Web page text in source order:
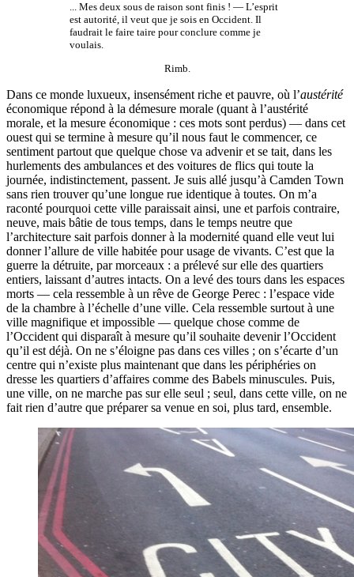
... Mes deux sous de raison sont finis ! — L’esprit
est autorité, il veut que je sois en Occident. Il
faudrait le faire taire pour conclure comme je
voulais.
Rimb.
Dans ce monde luxueux, insensément riche et pauvre, où l’austérité
économique répond à la démesure morale (quant à l’austérité
morale, et la mesure économique : ces mots sont perdus) — dans cet
ouest qui se termine à mesure qu’il nous faut le commencer, ce
sentiment partout que quelque chose va advenir et se tait, dans les
hurlements des ambulances et des voitures de flics qui toute la
journée, indistinctement, passent. Je suis allé jusqu’à Camden Town
sans rien trouver qu’une longue rue identique à toutes. On m’a
raconté pourquoi cette ville paraissait ainsi, une et parfois contraire,
neuve, mais bâtie de tous temps, dans le temps neutre que
l’architecture sait parfois donner à la modernité quand elle veut lui
donner l’allure de ville habitée pour usage de vivants. C’est que la
guerre la détruite, par morceaux : a prélevé sur elle des quartiers
entiers, laissant d’autres intacts. On a levé des tours dans les espaces
morts — cela ressemble à un rêve de George Perec : l’espace vide
de la chambre à l’échelle d’une ville. Cela ressemble surtout à une
ville magnifique et impossible — quelque chose comme de
l’Occident qui disparaît à mesure qu’il souhaite devenir l’Occident
qu’il est déjà. On ne s’éloigne pas dans ces villes ; on s’écarte d’un
centre qui n’existe plus maintenant que dans les périphéries on
dresse les quartiers d’affaires comme des Babels minuscules. Puis,
une ville, on ne marche pas sur elle seul ; seul, dans cette ville, on ne
fait rien d’autre que préparer sa venue en soi, plus tard, ensemble.